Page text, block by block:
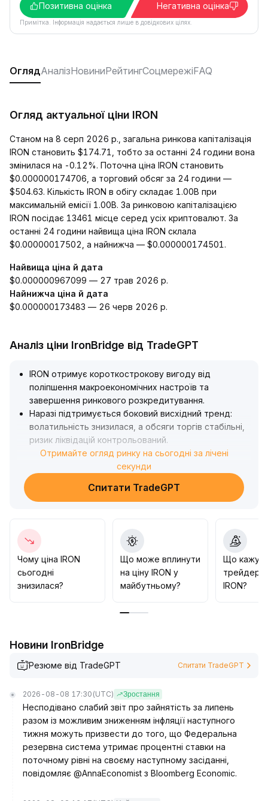
Позитивна оцінка
Негативна оцінка
Примітка. Інформація надається лише в довідкових цілях.
ОглядАналізНовиниРейтингСоцмережіFAQ
Огляд актуальної ціни IRON
Станом на 8 серп 2026 р., загальна ринкова капіталізація
IRON становить $174.71, тобто за останні 24 години вона
змінилася на -0.12%. Поточна ціна IRON становить
$0.000000174706, а торговий обсяг за 24 години —
$504.63. Кількість IRON в обігу складає 1.00B при
максимальній емісії 1.00B. За ринковою капіталізацією
IRON посідає 13461 місце серед усіх криптовалют. За
останні 24 години найвища ціна IRON склала
$0.00000017502, а найнижча — $0.000000174501.
Найвища ціна й дата
$0.000000967099 — 27 трав 2026 р.
Найнижча ціна й дата
$0.000000173483 — 26 черв 2026 р.
Аналіз ціни IronBridge від TradeGPT
IRON отримує короткострокову вигоду від
поліпшення макроекономічних настроїв та
завершення ринкового розкредитування.
Наразі підтримується боковий висхідний тренд:
волатильність знизилася, а обсяги торгів стабільні,
ризик ліквідацій контрольований.
Рекомендується слідкувати за сигналом прориву
верхньої межі діапазону; у разі пробою
відкривається потенціал зростання, а
короткострокова ціль знаходиться на 5% вище
потрібно бути обачним щодо зростання
волатильності
У середньо- та довгостроковій перспективі
здорова структура капіталу і поступова реалізація
прикладних сценаріїв можуть сприяти стійкому
увагу при зниженні ціни та підтримувати позиції
Отримайте огляд ринку на сьогодні за лічені
секунди
Спитати TradeGPT
Чому ціна IRON
сьогодні
знизилася?
Що може вплинути
на ціну IRON у
майбутньому?
Що
трейдери
IRON?
Новини IronBridge
Резюме від TradeGPT Спитати TradeGPT
2026-08-08 17:30 (UTC) Зростання
Несподівано слабий звіт про зайнятість за липень
разом із можливим зниженням інфляції наступного
тижня можуть призвести до того, що Федеральна
резервна система утримає процентні ставки на
поточному рівні на своєму наступному засіданні,
повідомляє @AnnaEconomist з Bloomberg Economic.